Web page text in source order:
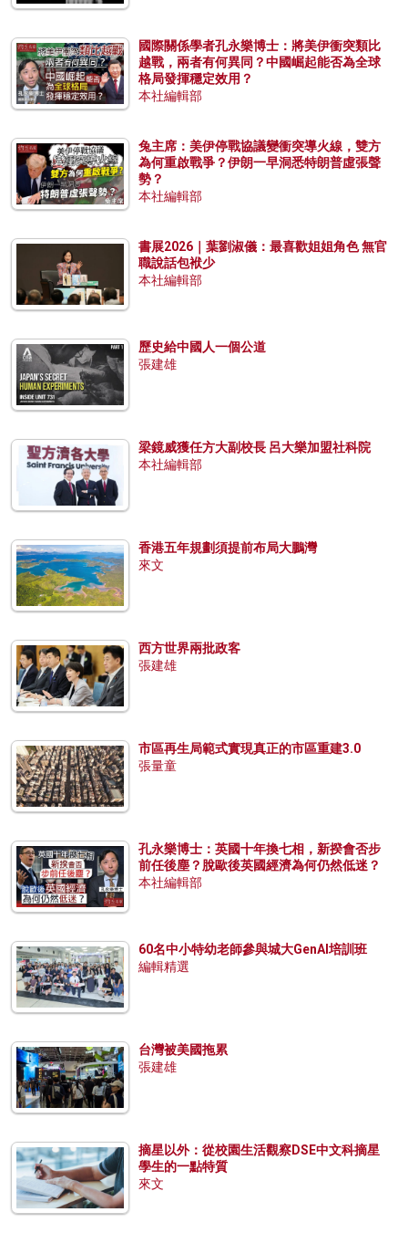
國際關係學者孔永樂博士：將美伊衝突類比
越戰，兩者有何異同？中國崛起能否為全球
格局發揮穩定效用？
本社編輯部
兔主席：美伊停戰協議變衝突導火線，雙方
為何重啟戰爭？伊朗一早洞悉特朗普虛張聲
勢？
本社編輯部
書展2026｜葉劉淑儀：最喜歡姐姐角色 無官
職說話包袱少
本社編輯部
歷史給中國人一個公道
張建雄
梁鏡威獲任方大副校長 呂大樂加盟社科院
本社編輯部
香港五年規劃須提前布局大鵬灣
來文
西方世界兩批政客
張建雄
市區再生局範式實現真正的市區重建3.0
張量童
孔永樂博士：英國十年換七相，新揆會否步
前任後塵？脫歐後英國經濟為何仍然低迷？
本社編輯部
60名中小特幼老師參與城大GenAI培訓班
編輯精選
台灣被美國拖累
張建雄
摘星以外：從校園生活觀察DSE中文科摘星
學生的一點特質
來文